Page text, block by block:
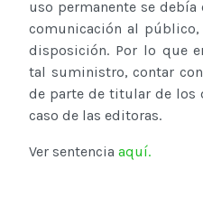
uso permanente se
comunicación al
disposición. Por lo que
tal suministro, contar
de parte de titular de los
caso de las editoras.
Ver sentencia aquí.